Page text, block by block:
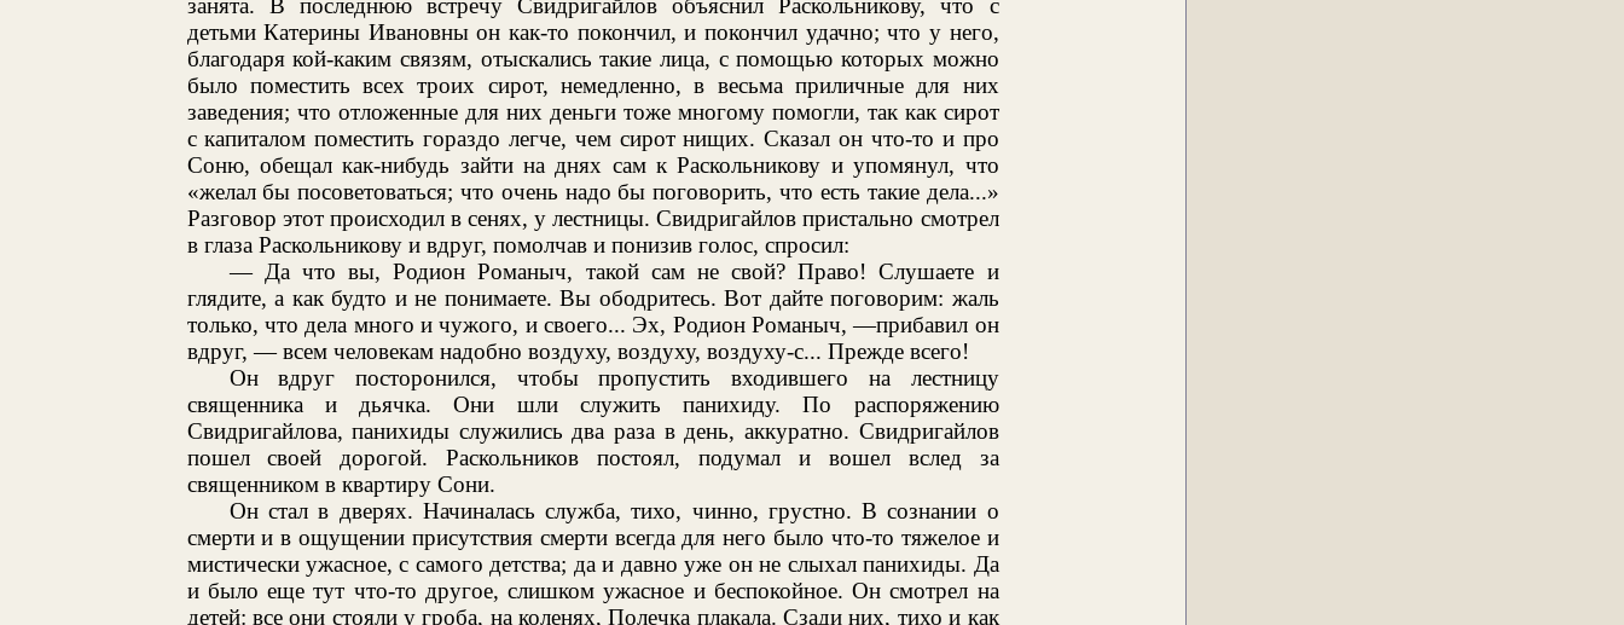
занята. В последнюю встречу Свидригайлов объяснил Раскольникову, что с
детьми Катерины Ивановны он как-то покончил, и покончил удачно; что у него,
благодаря кой-каким связям, отыскались такие лица, с помощью которых можно
было поместить всех троих сирот, немедленно, в весьма приличные для них
заведения; что отложенные для них деньги тоже многому помогли, так как сирот
с капиталом поместить гораздо легче, чем сирот нищих. Сказал он что-то и про
Соню, обещал как-нибудь зайти на днях сам к Раскольникову и упомянул, что
«желал бы посоветоваться; что очень надо бы поговорить, что есть такие дела...»
Разговор этот происходил в сенях, у лестницы. Свидригайлов пристально смотрел
в глаза Раскольникову и вдруг, помолчав и понизив голос, спросил:
— Да что вы, Родион Романыч, такой сам не свой? Право! Слушаете и
глядите, а как будто и не понимаете. Вы ободритесь. Вот дайте поговорим: жаль
только, что дела много и чужого, и своего... Эх, Родион Романыч, —прибавил он
вдруг, — всем человекам надобно воздуху, воздуху, воздуху-с... Прежде всего!
Он вдруг посторонился, чтобы пропустить входившего на лестницу
священника и дьячка. Они шли служить панихиду. По распоряжению
Свидригайлова, панихиды служились два раза в день, аккуратно. Свидригайлов
пошел своей дорогой. Раскольников постоял, подумал и вошел вслед за
священником в квартиру Сони.
Он стал в дверях. Начиналась служба, тихо, чинно, грустно. В сознании о
смерти и в ощущении присутствия смерти всегда для него было что-то тяжелое и
мистически ужасное, с самого детства; да и давно уже он не слыхал панихиды. Да
и было еще тут что-то другое, слишком ужасное и беспокойное. Он смотрел на
детей: все они стояли у гроба, на коленях, Полечка плакала. Сзади них, тихо и как